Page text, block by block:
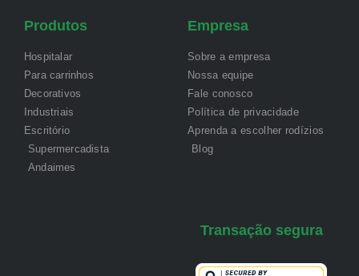
Produtos
Hospitalar
Para carrinhos
Decorativos
Industriais
Escritório
Supermercadista
Andaimes
Empresa
Sobre a empresa
Nossa equipe
Fale conosco
Política de privacidade
Aprenda a escolher rodízios
Blog
Transação segura